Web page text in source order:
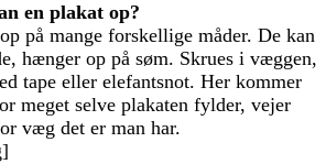
en plakat op?
på mange forskellige måder. De kan
hænger op på søm. Skrues i væggen,
tape eller elefantsnot. Her kommer
meget selve plakaten fylder, vejer
væg det er man har.